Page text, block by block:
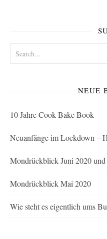
NEUE
10 Jahre Cook Bake Book
Neuanfänge im Lockdown –
Mondrückblick Juni 2020
Mondrückblick Mai 2020
Wie steht es eigentlich ums